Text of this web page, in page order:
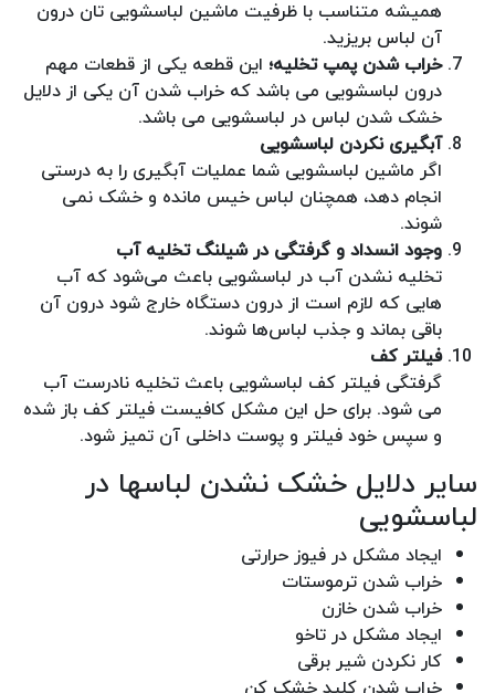
همیشه متناسب با ظرفیت ماشین لباسشویی تان درون
آن لباس بریزید.
خراب شدن پمپ تخلیه؛ این قطعه یکی از قطعات مهم
درون لباسشویی می باشد که خراب شدن آن یکی از دلایل
خشک شدن لباس در لباسشویی می باشد.
آبگیری نکردن لباسشویی
اگر ماشین لباسشویی شما عملیات آبگیری را به درستی
انجام دهد، همچنان لباس خیس مانده و خشک نمی
شوند.
وجود انسداد و گرفتگی در شیلنگ تخلیه آب
تخلیه نشدن آب در لباسشویی باعث می‌شود که آب
هایی که لازم است از درون دستگاه خارج شود درون آن
باقی بماند و جذب لباس‌ها شوند.
فیلتر کف
گرفتگی فیلتر کف لباسشویی باعث تخلیه نادرست آب
می شود. برای حل این مشکل کافیست فیلتر کف باز شده
و سپس خود فیلتر و پوست داخلی آن تمیز شود.
سایر دلایل خشک نشدن لباسها در
لباسشویی
ایجاد مشکل در فیوز حرارتی
خراب شدن ترموستات
خراب شدن خازن
ایجاد مشکل در تاخو
کار نکردن شیر برقی